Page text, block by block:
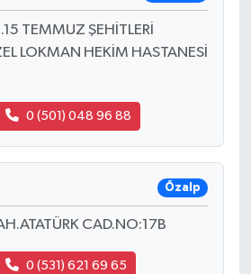
TEMMUZ ŞEHİTLERİ
LOKMAN HEKİM HASTANESİ
0 (501) 048 96 88
Özalp
CAD.NO:17B
0 (531) 621 69 65